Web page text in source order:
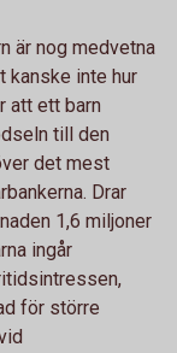
är nog medvetna
kanske inte hur
att ett barn
till den
det mest
Drar
1,6 miljoner
ingår
för större